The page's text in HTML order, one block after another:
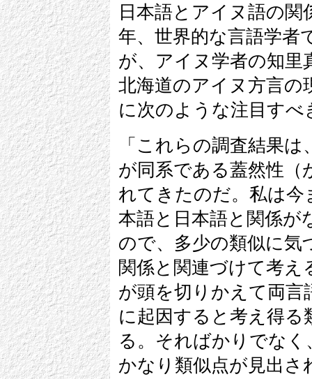
日本語とアイヌ語の
年、世界的な言語学者
が、アイヌ学者の知里
北海道のアイヌ方言の
に次のような注目す
「これらの調査結果
が同系である蓋然性
れてきたのだ。私は今
本語と日本語と関係が
ので、多少の類似に気
関係と関連づけて考
が頭を切りかえて両言
に起因すると考え得
る。そればかりでな
かなり類似点が見出さ